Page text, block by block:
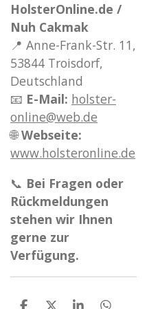
HolsterOnline.de /
Nuh Cakmak
📍 Anne-Frank-Str. 11,
53844 Troisdorf,
Deutschland
📧 E-Mail: holster-
online@web.de
🌐Webseite:
www.holsteronline.de
📞 Bei Fragen oder
Rückmeldungen
stehen wir Ihnen
gerne zur
Verfügung.